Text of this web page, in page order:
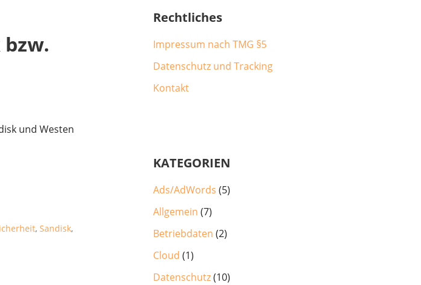
und Westen
,Sandisk,
Rechtliches
Impressum nach TMG §5
Datenschutz und Tracking
Kontakt
KATEGORIEN
Ads/AdWords (5)
Allgemein (7)
Betriebdaten (2)
Cloud (1)
Datenschutz(10)